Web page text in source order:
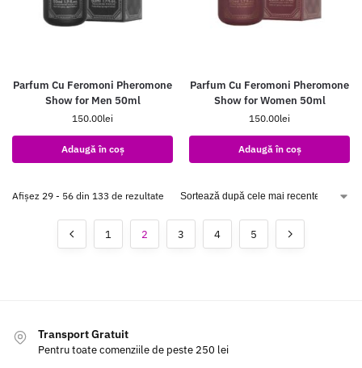
Parfum Cu Feromoni Pheromone
Show for Men 50ml
150.00lei
Adaugă în coș
Parfum Cu Feromoni Pheromone
Show for Women 50ml
150.00lei
Adaugă în coș
Afișez 29 - 56 din 133 de rezultate
1 2 3 4 5
Transport Gratuit
Pentru toate comenziile de peste 250 lei